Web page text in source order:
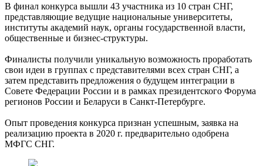
В финал конкурса вышли 43 участника из 10 стран СНГ,
представляющие ведущие национальные университеты,
институты академий наук, органы государственной власти,
общественные и бизнес-структуры.
Финалисты получили уникальную возможность проработать
свои идеи в группах с представителями всех стран СНГ, а
затем представить предложения о будущем интеграции в
Совете Федерации России и в рамках президентского Форума
регионов России и Беларуси в Санкт-Петербурге.
Опыт проведения конкурса признан успешным, заявка на
реализацию проекта в 2020 г. предварительно одобрена
МФГС СНГ.